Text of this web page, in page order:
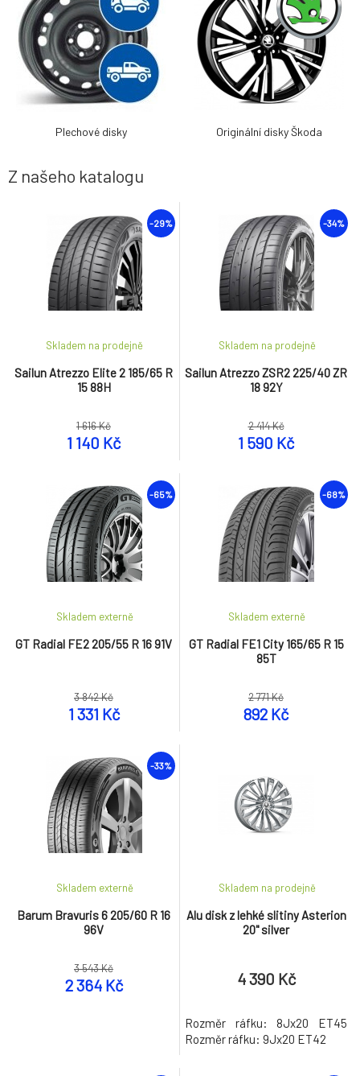
Plechové disky Originální disky Škoda
Z našeho katalogu
-29%
Sailun Atrezzo Elite 2 185/65 R
15 88H
Skladem na prodejně
1 616 Kč
1 140 Kč
-34%
Sailun Atrezzo ZSR2 225/40 ZR
18 92Y
Skladem na prodejně
2 414 Kč
1 590 Kč
-65%
GT Radial FE2 205/55 R 16 91V
Skladem externě
3 842 Kč
1 331 Kč
-68%
GT Radial FE1 City 165/65 R 15
85T
Skladem externě
2 771 Kč
892 Kč
-33%
Barum Bravuris 6 205/60 R 16
96V
Skladem externě
3 543 Kč
2 364 Kč
Alu disk z lehké slitiny Asterion
20" silver
Skladem na prodejně
4 390 Kč
Rozměr ráfku: 8Jx20 ET45
Rozměr ráfku: 9Jx20 ET42